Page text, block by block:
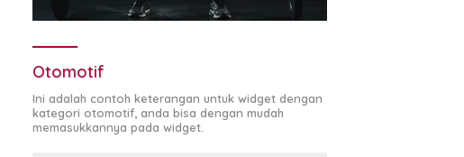
Otomotif
Ini adalah contoh keterangan untuk widget dengan
kategori otomotif, anda bisa dengan mudah
memasukkannya pada widget.